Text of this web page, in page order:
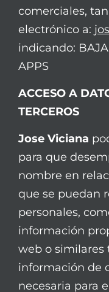
comerciales,
electrónico a:
indicando: BAJA
APPS
ACCESO A
TERCEROS
Jose Viciana
para que
nombre en
que se puedan
personales,
información
web o similares
información de
necesaria para